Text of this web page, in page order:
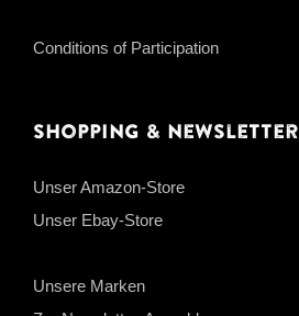
Conditions of Participation
Shopping & Newsletter
Unser Amazon-Store
Unser Ebay-Store
Unsere Marken